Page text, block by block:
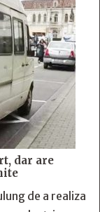
dar are
de a realiza